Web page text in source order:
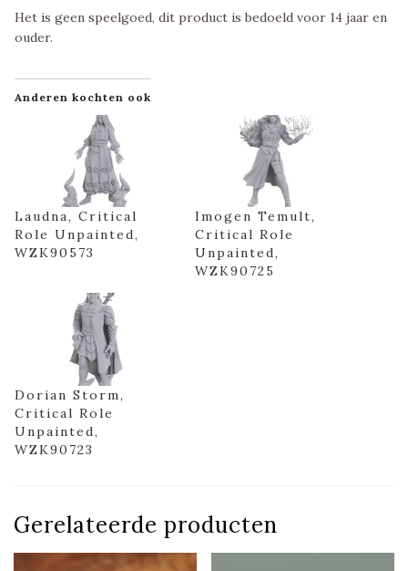
Het is geen speelgoed, dit product is bedoeld voor 14 jaar en
ouder.
Anderen kochten ook
Laudna, Critical
Role Unpainted,
WZK90573
Imogen Temult,
Critical Role
Unpainted,
WZK90725
Dorian Storm,
Critical Role
Unpainted,
WZK90723
Gerelateerde producten